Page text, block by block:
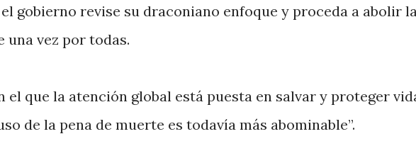
el gobierno revise su draconiano enfoque y proceda a abolir
una vez por todas.
el que la atención global está puesta en salvar y proteger
de la pena de muerte es todavía más abominable”.